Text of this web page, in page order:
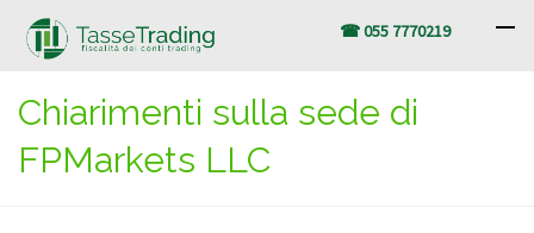
☎ 055 7770219
Chiarimenti sulla sede di
FPMarkets LLC